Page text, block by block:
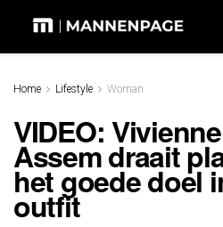
Home Lifestyle Woman
VIDEO:
Assem draait
het goede doel
outfit